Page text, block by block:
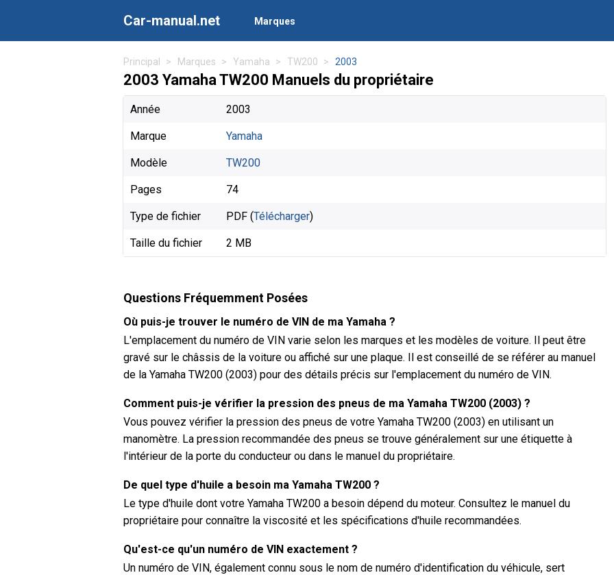
Car-manual.net Marques
Principal Marques Yamaha TW200 2003
2003 Yamaha TW200 Manuels du propriétaire
Année 2003
Marque Yamaha
Modèle TW200
Pages 74
Type de fichier PDF (Télécharger)
Taille du fichier 2 MB
Questions Fréquemment Posées
Où puis-je trouver le numéro de VIN de ma Yamaha ?
L'emplacement du numéro de VIN varie selon les marques et les modèles de voiture. Il peut être
gravé sur le châssis de la voiture ou affiché sur une plaque. Il est conseillé de se référer au manuel
de la Yamaha TW200 (2003) pour des détails précis sur l'emplacement du numéro de VIN.
Comment puis-je vérifier la pression des pneus de ma Yamaha TW200 (2003) ?
Vous pouvez vérifier la pression des pneus de votre Yamaha TW200 (2003) en utilisant un
manomètre. La pression recommandée des pneus se trouve généralement sur une étiquette à
l'intérieur de la porte du conducteur ou dans le manuel du propriétaire.
De quel type d'huile a besoin ma Yamaha TW200 ?
Le type d'huile dont votre Yamaha TW200 a besoin dépend du moteur. Consultez le manuel du
propriétaire pour connaître la viscosité et les spécifications d'huile recommandées.
Qu'est-ce qu'un numéro de VIN exactement ?
Un numéro de VIN, également connu sous le nom de numéro d'identification du véhicule, sert